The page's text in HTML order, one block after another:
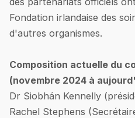
Fondation irlandaise des
d'autres organismes.
Composition actuelle du
(novembre 2024 à
Dr Siobhán Kennelly
Rachel Stephens